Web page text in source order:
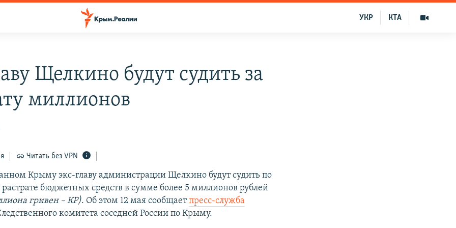
КТА
УКР
Щелкино будут судить за
миллионов
Читать без VPN
Крыму экс-главу администрации Щелкино будут судить по
бюджетных средств в сумме более 5 миллионов рублей
гривен – КР). Об этом 12 мая сообщаетпресс-служба
комитета соседней России по Крыму.